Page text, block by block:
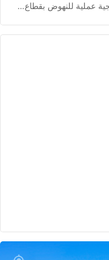
عملية للنهوض بقطاع…